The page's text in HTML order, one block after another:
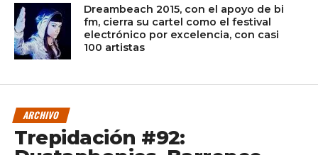
Dreambeach 2015, con el apoyo de bi
fm, cierra su cartel como el festival
electrónico por excelencia, con casi
100 artistas
ARCHIVO
Trepidación #92: